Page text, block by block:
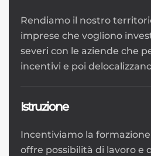
Rendiamo il nostro
imprese che vogliono
severi con le aziende che
incentivi e poi
Istruzione
Incentiviamo la
offre possibilità di lavoro e